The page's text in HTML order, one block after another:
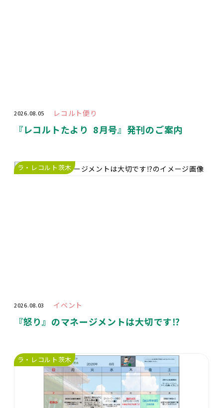
2026.08.05 レコルト便り
『レコルトたより 8月号』発刊のご案内
ラ・レコルト茨木
2026.08.03 イベント
『怒り』のマネージメントは大切です⁉️
ラ・レコルト茨木